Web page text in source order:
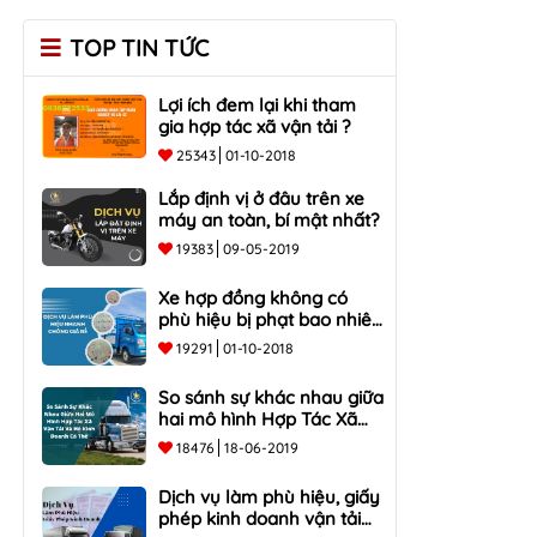
TOP TIN TỨC
Lợi ích đem lại khi tham
gia hợp tác xã vận tải ?
25343 01-10-2018
Lắp định vị ở đâu trên xe
máy an toàn, bí mật nhất?
19383 09-05-2019
Xe hợp đồng không có
phù hiệu bị phạt bao nhiêu
tiền?
19291 01-10-2018
So sánh sự khác nhau giữa
hai mô hình Hợp Tác Xã
Vận Tải và Hộ Kinh Doanh
Cá Thể
18476 18-06-2019
Dịch vụ làm phù hiệu, giấy
phép kinh doanh vận tải